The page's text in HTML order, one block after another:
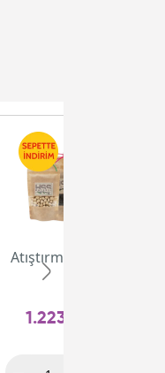
Atıştırmalık Paketi
1.223,00 TL